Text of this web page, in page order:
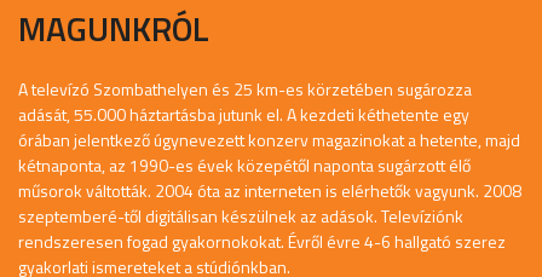
MAGUNKRÓL
A televízó Szombathelyen és 25 km-es körzetében sugározza
adását, 55.000 háztartásba jutunk el. A kezdeti kéthetente egy
órában jelentkező úgynevezett konzerv magazinokat a hetente, majd
kétnaponta, az 1990-es évek közepétől naponta sugárzott élő
műsorok váltották. 2004 óta az interneten is elérhetők vagyunk. 2008
szeptemberé-től digitálisan készülnek az adások. Televíziónk
rendszeresen fogad gyakornokokat. Évről évre 4-6 hallgató szerez
gyakorlati ismereteket a stúdiónkban.